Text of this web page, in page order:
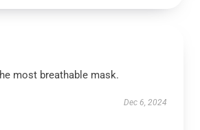
most breathable mask.
Dec 6, 2024